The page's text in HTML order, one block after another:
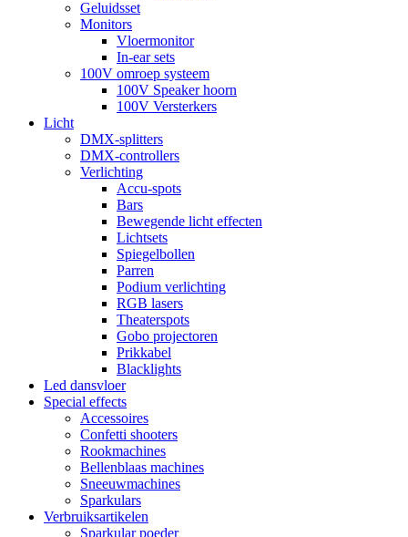
Geluidsset
Monitors
Vloermonitor
In-ear sets
100V omroep systeem
100V Speaker hoorn
100V Versterkers
Licht
DMX-splitters
DMX-controllers
Verlichting
Accu-spots
Bars
Bewegende licht effecten
Lichtsets
Spiegelbollen
Parren
Podium verlichting
RGB lasers
Theaterspots
Gobo projectoren
Prikkabel
Blacklights
Led dansvloer
Special effects
Accessoires
Confetti shooters
Rookmachines
Bellenblaas machines
Sneeuwmachines
Sparkulars
Verbruiksartikelen
Sparkular poeder